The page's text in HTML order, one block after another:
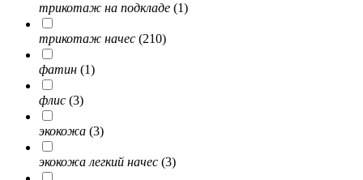
трикотаж на подкладе (1)
трикотаж начес (210)
фатин (1)
флис (3)
экокожа (3)
экокожа легкий начес (3)